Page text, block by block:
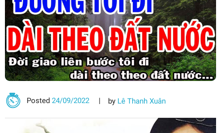
Posted24/09/2022 by Lê Thanh Xuân